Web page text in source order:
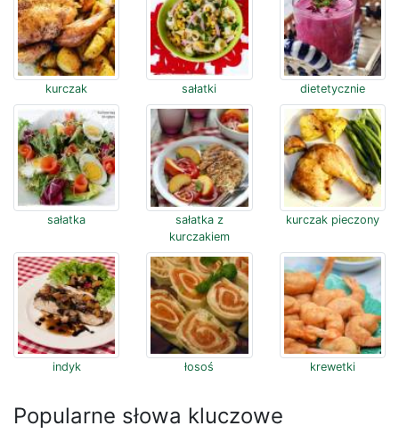
kurczak sałatki dietetycznie
sałatka
sałatka z
kurczakiem
kurczak pieczony
indyk łosoś krewetki
Popularne słowa kluczowe